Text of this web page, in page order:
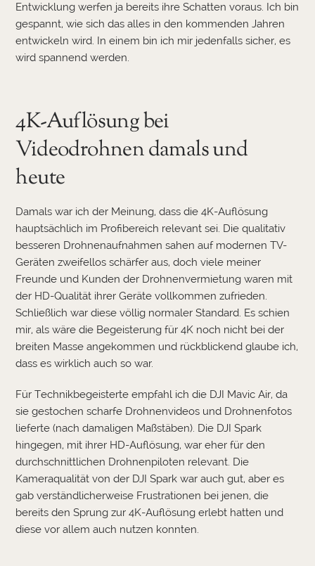
Entwicklung werfen ja bereits ihre Schatten voraus. Ich bin
gespannt, wie sich das alles in den kommenden Jahren
entwickeln wird. In einem bin ich mir jedenfalls sicher, es
wird spannend werden.
4K-Auflösung bei
Videodrohnen damals und
heute
Damals war ich der Meinung, dass die 4K-Auflösung
hauptsächlich im Profibereich relevant sei. Die qualitativ
besseren Drohnenaufnahmen sahen auf modernen TV-
Geräten zweifellos schärfer aus, doch viele meiner
Freunde und Kunden der Drohnenvermietung waren mit
der HD-Qualität ihrer Geräte vollkommen zufrieden.
Schließlich war diese völlig normaler Standard. Es schien
mir, als wäre die Begeisterung für 4K noch nicht bei der
breiten Masse angekommen und rückblickend glaube ich,
dass es wirklich auch so war.
Für Technikbegeisterte empfahl ich die DJI Mavic Air, da
sie gestochen scharfe Drohnenvideos und Drohnenfotos
lieferte (nach damaligen Maßstäben). Die DJI Spark
hingegen, mit ihrer HD-Auflösung, war eher für den
durchschnittlichen Drohnenpiloten relevant. Die
Kameraqualität von der DJI Spark war auch gut, aber es
gab verständlicherweise Frustrationen bei jenen, die
bereits den Sprung zur 4K-Auflösung erlebt hatten und
diese vor allem auch nutzen konnten.